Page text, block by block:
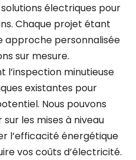
électriques pour
Chaque projet étant
approche personnalisée
sur mesure.
l’inspection minutieuse
existantes pour
Nous pouvons
les mises à niveau
l’efficacité énergétique
vos coûts d’électricité.